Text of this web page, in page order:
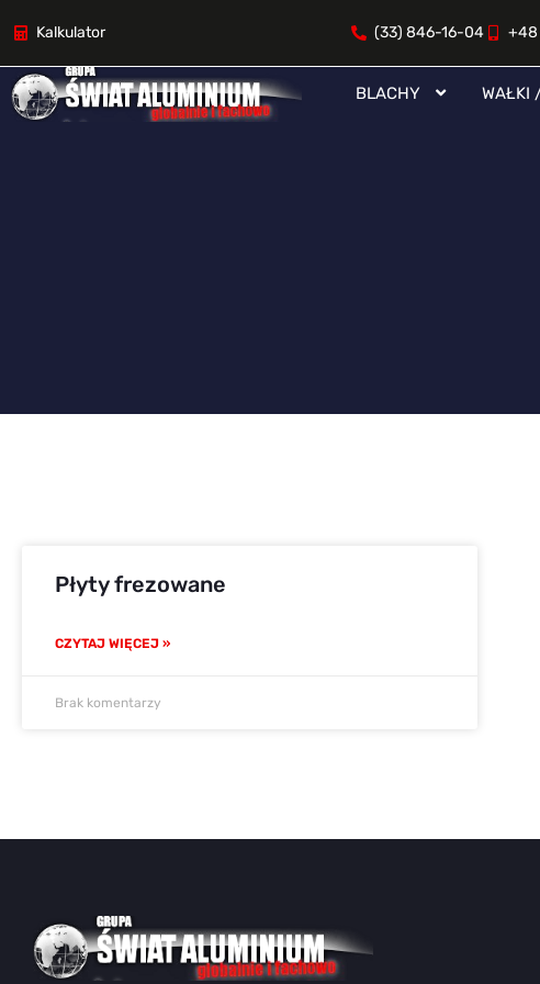
Kalkulator (33) 846-16-04 +48
BLACHY WAŁKI
Płyty frezowane
CZYTAJ WIĘCEJ »
Brak komentarzy